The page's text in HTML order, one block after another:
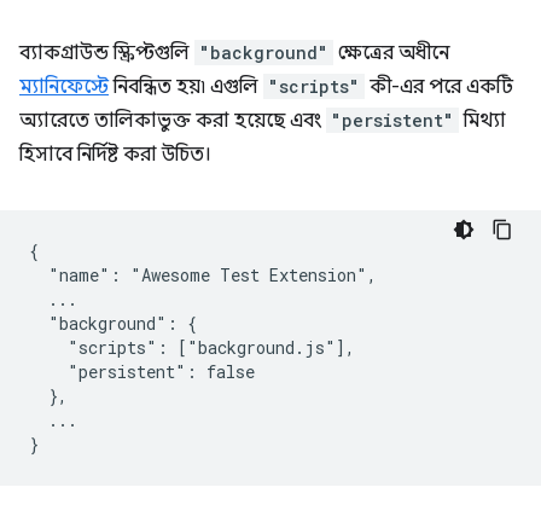
ব্যাকগ্রাউন্ড স্ক্রিপ্টগুলি "background" ক্ষেত্রের অধীনে
ম্যানিফেস্টেনিবন্ধিত হয়৷ এগুলি "scripts" কী-এর পরে একটি
অ্যারেতে তালিকাভুক্ত করা হয়েছে এবং "persistent" মিথ্যা
হিসাবে নির্দিষ্ট করা উচিত।
{
  "name": "Awesome Test Extension",
  ...
  "background": {
    "scripts": ["background.js"],
    "persistent": false
  },
  ...